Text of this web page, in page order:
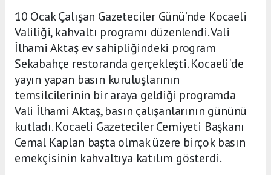
10 Ocak Çalışan Gazeteciler Günü’nde Kocaeli
Valiliği, kahvaltı programı düzenlendi. Vali
İlhami Aktaş ev sahipliğindeki program
Sekabahçe restoranda gerçekleşti. Kocaeli'de
yayın yapan basın kuruluşlarının
temsilcilerinin bir araya geldiği programda
Vali İlhami Aktaş, basın çalışanlarının gününü
kutladı. Kocaeli Gazeteciler Cemiyeti Başkanı
Cemal Kaplan başta olmak üzere birçok basın
emekçisinin kahvaltıya katılım gösterdi.